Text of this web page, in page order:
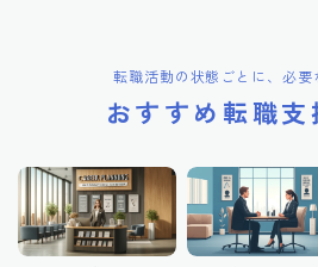
転職活動の状態ごとに、必要
おすすめ転職支